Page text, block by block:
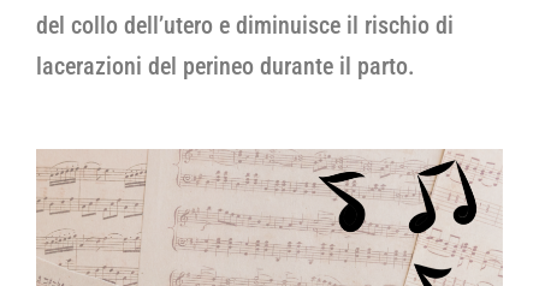
del collo dell’utero e diminuisce il rischio di
lacerazioni del perineo durante il parto.